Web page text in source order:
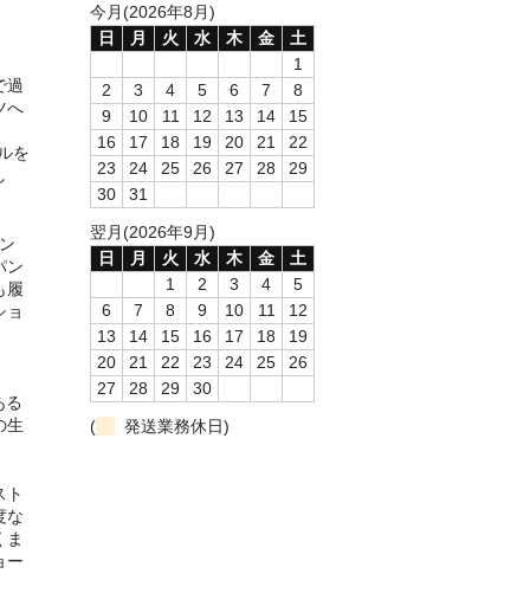
過
へ
を
ン
履
ョ
る
生
ト
な
ま
ー
今月(2026年8月)
日
月 火 水 木 金
土
1
2
3 4 5 6 7
8
9
10 11 12 13 14
15
16
17 18 19 20 21
22
23
24 25 26 27 28
29
30
31
翌月(2026年9月)
日
月 火 水 木 金
土
1
2 3 4
5
6
7 8 9 10 11
12
13
14 15 16 17 18
19
20
21 22 23 24 25
26
27
28 29
30
(
発送業務休日)